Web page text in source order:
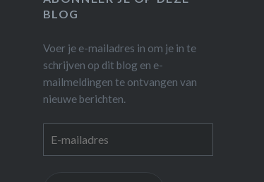
BLOG
Voer je e-mailadres in om je in te
schrijven op dit blog en e-
mailmeldingen te ontvangen van
nieuwe berichten.